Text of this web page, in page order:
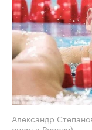
Александр